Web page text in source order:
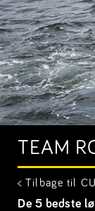
TEAM
< Tilbage til
De 5 bedste